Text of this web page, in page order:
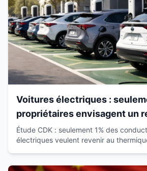
Voitures électriques :
propriétaires envisagent un
thermique
Étude CDK : seulement 1% des
électriques veulent revenir au